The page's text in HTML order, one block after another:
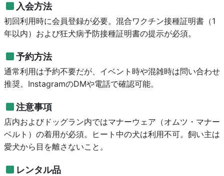
入会方法
初回利用時に会員登録が必要。混合ワクチン接種証明書（1
年以内）および狂犬病予防接種証明書の提示が必須。
予約方法
通常利用は予約不要だが、イベント時や混雑時は問い合わせ
推奨。InstagramのDMや電話で確認可能。
注意事項
店内およびドッグラン内ではマナーウェア（オムツ・マナー
ベルト）の着用が必須。ヒート中の犬は利用不可。飼い主は
愛犬から目を離さないこと。
レンタル品